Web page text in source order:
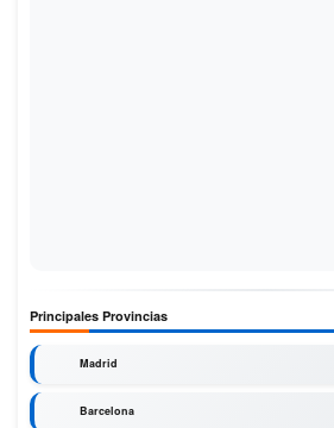
Principales Provincias
Madrid
Barcelona